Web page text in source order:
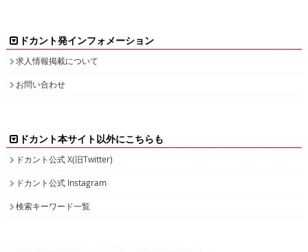
ドカント発インフォメーション
求人情報掲載について
お問い合わせ
ドカント本サイト以外にこちらも
ドカント公式 X(旧Twitter)
ドカント公式 Instagram
検索キーワード一覧